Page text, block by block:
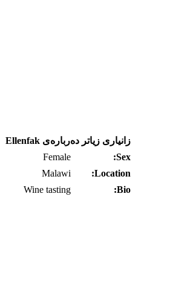
زانیاری زیاتر ده‌رباره‌ی Ellenfak
Sex:
Female
Location:
Malawi
Bio:
Wine tasting